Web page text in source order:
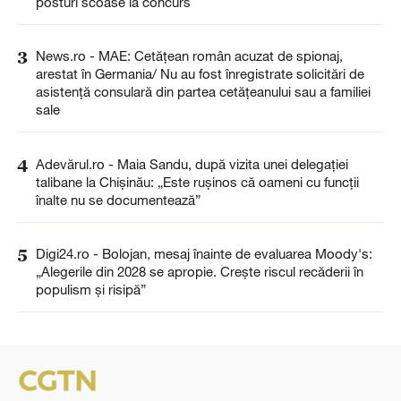
3 News.ro - MAE: Cetăţean român acuzat de spionaj,
arestat în Germania/ Nu au fost înregistrate solicitări de
asistenţă consulară din partea cetăţeanului sau a familiei
sale
4 Adevărul.ro - Maia Sandu, după vizita unei delegației
talibane la Chișinău: „Este rușinos că oameni cu funcții
înalte nu se documentează”
5
Digi24.ro - Bolojan, mesaj înainte de evaluarea Moody's:
„Alegerile din 2028 se apropie. Crește riscul recăderii în
populism și risipă”